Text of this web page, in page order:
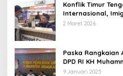
Konflik Timur
Internasional,
Antisipatif
2 Maret 2026
Paska Rangkaian
DPD RI KH
KPU Bengkalis
9 Januari 2025